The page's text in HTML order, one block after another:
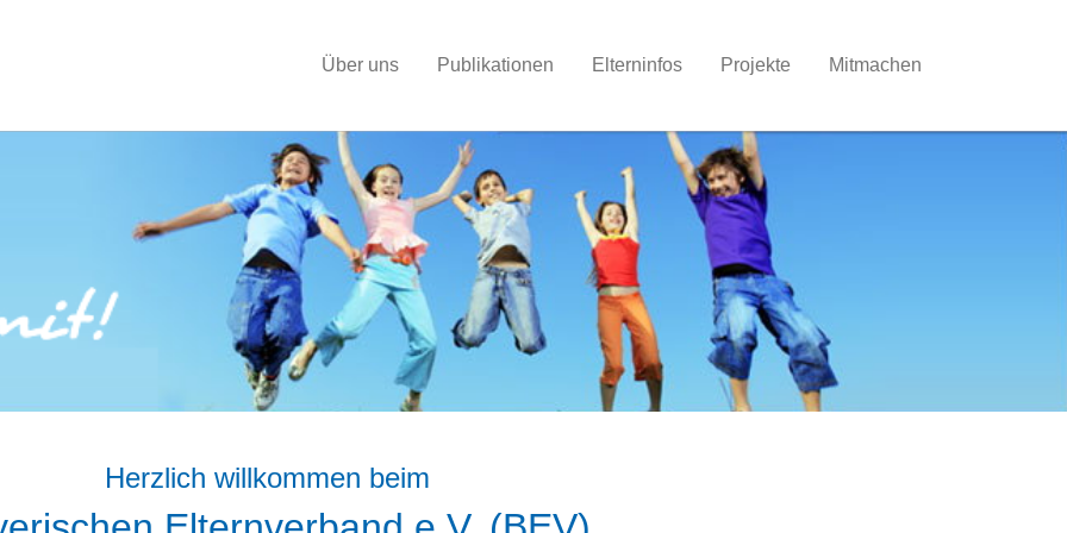
Über uns Publikationen Elterninfos Projekte Mitmachen
Herzlich willkommen beim